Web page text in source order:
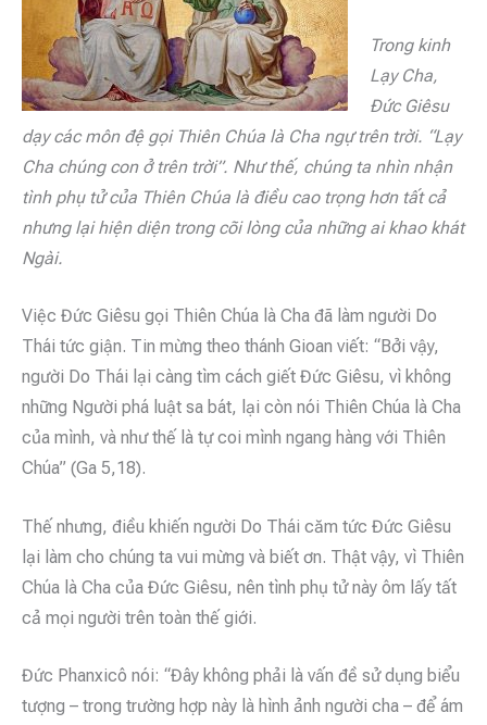
Trong kinh
Lạy Cha,
Đức Giêsu
dạy các môn đệ gọi Thiên Chúa là Cha ngự trên trời. “Lạy
Cha chúng con ở trên trời”. Như thế, chúng ta nhìn nhận
tình phụ tử của Thiên Chúa là điều cao trọng hơn tất cả
nhưng lại hiện diện trong cõi lòng của những ai khao khát
Ngài.
Việc Đức Giêsu gọi Thiên Chúa là Cha đã làm người Do
Thái tức giận. Tin mừng theo thánh Gioan viết: “Bởi vậy,
người Do Thái lại càng tìm cách giết Đức Giêsu, vì không
những Người phá luật sa bát, lại còn nói Thiên Chúa là Cha
của mình, và như thế là tự coi mình ngang hàng với Thiên
Chúa” (Ga 5,18).
Thế nhưng, điều khiến người Do Thái căm tức Đức Giêsu
lại làm cho chúng ta vui mừng và biết ơn. Thật vậy, vì Thiên
Chúa là Cha của Đức Giêsu, nên tình phụ tử này ôm lấy tất
cả mọi người trên toàn thế giới.
Đức Phanxicô nói: “Đây không phải là vấn đề sử dụng biểu
tượng – trong trường hợp này là hình ảnh người cha – để ám